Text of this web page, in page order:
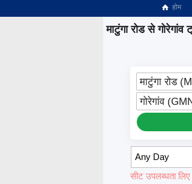
होम
माटुंगा रोड से गोरेगांव
माटुंगा रोड
गोरेगांव
सीट उपलब्धता